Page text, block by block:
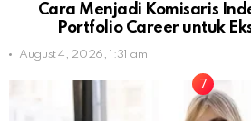
Cara Menjadi Komisaris
Portfolio Career untuk
August 4, 2026, 1:31 am